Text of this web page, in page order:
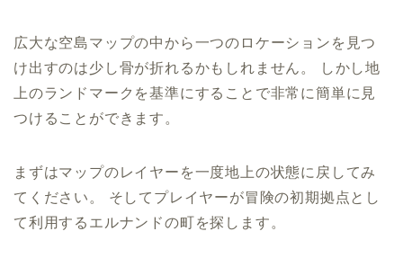
広大な空島マップの中から一つのロケーションを見つ
け出すのは少し骨が折れるかもしれません。 しかし地
上のランドマークを基準にすることで非常に簡単に見
つけることができます。
まずはマップのレイヤーを一度地上の状態に戻してみ
てください。 そしてプレイヤーが冒険の初期拠点とし
て利用するエルナンドの町を探します。